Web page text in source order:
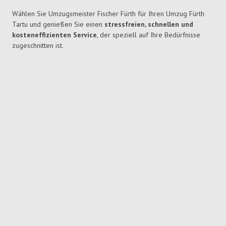
Wählen Sie Umzugsmeister Fischer Fürth für Ihren Umzug Fürth
Tartu und genießen Sie einen stressfreien, schnellen und
kosteneffizienten Service, der speziell auf Ihre Bedürfnisse
zugeschnitten ist.